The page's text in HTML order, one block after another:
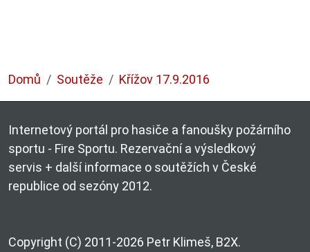
Domů Soutěže Křížov 17.9.2016
Internetový portál pro hasiče a fanoušky požárního
sportu - Fire Sportu. Rezervační a výsledkový
servis + další informace o soutěžích v České
republice od sezóny 2012.
Copyright (C) 2011-2026 Petr Klimeš, B2X.